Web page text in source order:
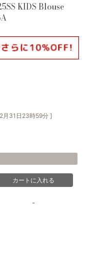
KIDS Blouse
月31日23時59分 ]
-